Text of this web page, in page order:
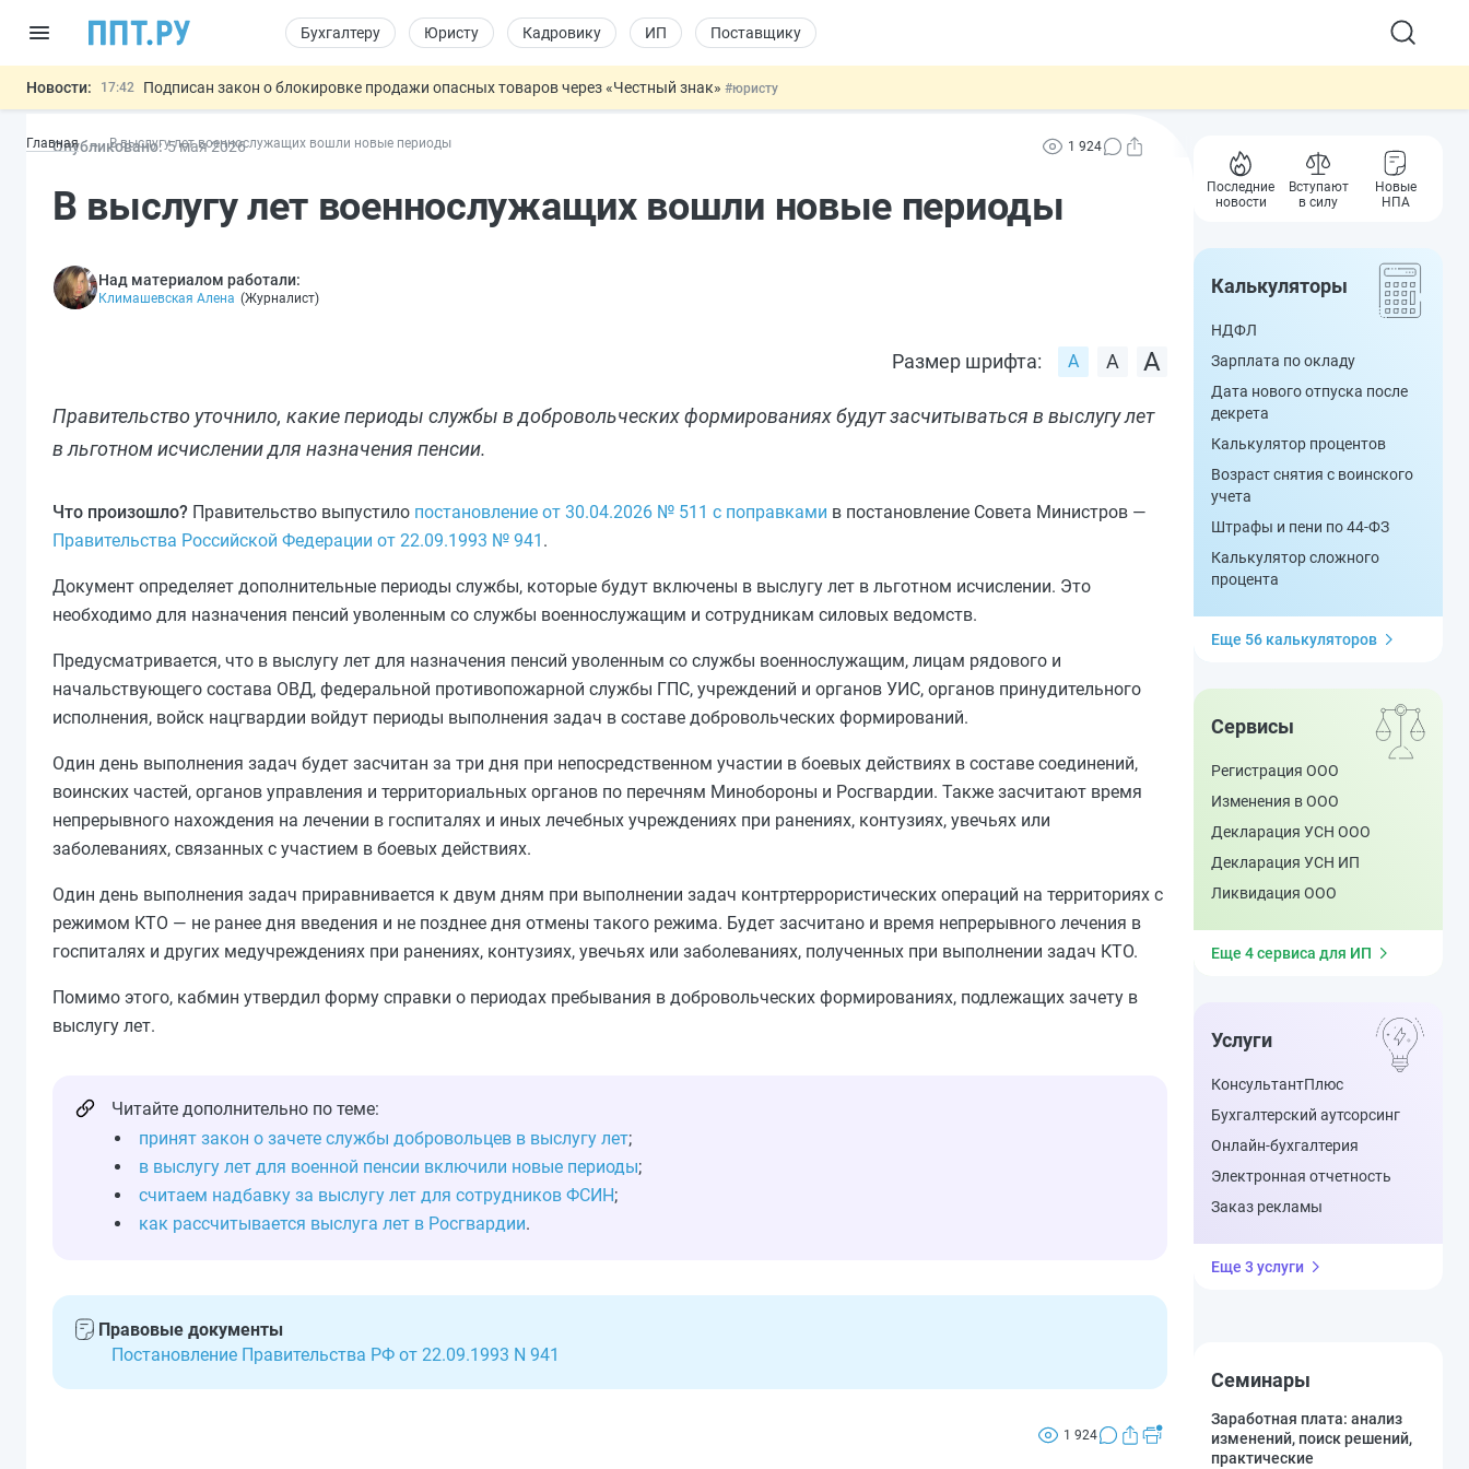
Бухгалтеру Юристу Кадровику ИП Поставщику
Новости: 17:42 Подписан закон о блокировке продажи опасных товаров через «Честный знак» #юристу
16:02 Госпошлину за устранение ошибок в документах предлагают отменить
11:31
Важно Разработают единые критерии трудовых и ГПХ-отношений #кадровику
Главная В выслугу лет военнослужащих вошли новые периоды
Опубликовано: 5 мая 2026 1 924
В выслугу лет военнослужащих вошли новые периоды
Над материалом работали:
Климашевская Алена (Журналист)
Размер шрифта:
Правительство уточнило, какие периоды службы в добровольческих формированиях будут засчитываться в выслугу лет
в льготном исчислении для назначения пенсии.
Что произошло? Правительство выпустило постановление от 30.04.2026 № 511 с поправками в постановление Совета Министров —
Правительства Российской Федерации от 22.09.1993 № 941 .
Документ определяет дополнительные периоды службы, которые будут включены в выслугу лет в льготном исчислении. Это
необходимо для назначения пенсий уволенным со службы военнослужащим и сотрудникам силовых ведомств.
Предусматривается, что в выслугу лет для назначения пенсий уволенным со службы военнослужащим, лицам рядового и
начальствующего состава ОВД, федеральной противопожарной службы ГПС, учреждений и органов УИС, органов принудительного
исполнения, войск нацгвардии войдут периоды выполнения задач в составе добровольческих формирований.
Один день выполнения задач будет засчитан за три дня при непосредственном участии в боевых действиях в составе соединений,
воинских частей, органов управления и территориальных органов по перечням Минобороны и Росгвардии. Также засчитают время
непрерывного нахождения на лечении в госпиталях и иных лечебных учреждениях при ранениях, контузиях, увечьях или
заболеваниях, связанных с участием в боевых действиях.
Один день выполнения задач приравнивается к двум дням при выполнении задач контртеррористических операций на территориях с
режимом КТО — не ранее дня введения и не позднее дня отмены такого режима. Будет засчитано и время непрерывного лечения в
госпиталях и других медучреждениях при ранениях, контузиях, увечьях или заболеваниях, полученных при выполнении задач КТО.
Помимо этого, кабмин утвердил форму справки о периодах пребывания в добровольческих формированиях, подлежащих зачету в
выслугу лет.
Читайте дополнительно по теме:
принят закон о зачете службы добровольцев в выслугу лет;
в выслугу лет для военной пенсии включили новые периоды;
считаем надбавку за выслугу лет для сотрудников ФСИН;
как рассчитывается выслуга лет в Росгвардии.
Правовые документы
Постановление Правительства РФ от 22.09.1993 N 941
1 924
Последние
новости
Вступают
в силу
Новые
НПА
Калькуляторы
НДФЛ
Зарплата по окладу
Дата нового отпуска после
декрета
Калькулятор процентов
Возраст снятия с воинского
учета
Штрафы и пени по 44-ФЗ
Калькулятор сложного
процента
Еще 56 калькуляторов
Сервисы
Регистрация ООО
Изменения в ООО
Декларация УСН ООО
Декларация УСН ИП
Ликвидация ООО
Еще 4 сервиса для ИП
Услуги
КонсультантПлюс
Бухгалтерский аутсорсинг
Онлайн-бухгалтерия
Электронная отчетность
Заказ рекламы
Еще 3 услуги
Семинары
Заработная плата: анализ
изменений, поиск решений,
практические